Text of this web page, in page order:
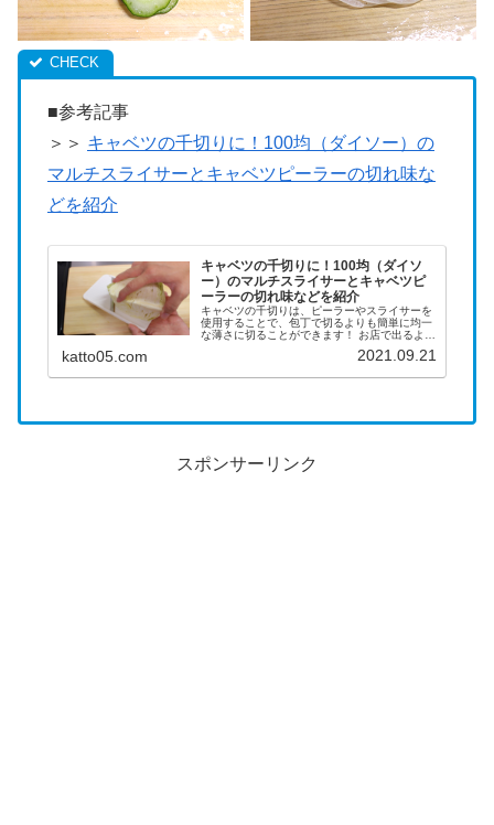
■参考記事
＞＞ キャベツの千切りに！100均（ダイソー）の
マルチスライサーとキャベツピーラーの切れ味な
どを紹介
キャベツの千切りに！100均（ダイソ
ー）のマルチスライサーとキャベツピ
ーラーの切れ味などを紹介
キャベツの千切りは、ピーラーやスライサーを
使用することで、包丁で切るよりも簡単に均一
な薄さに切ることができます！ お店で出るよう
るので、かなり便利です。キャベツスライサー
katto05.com 2021.09.21
スポンサーリンク